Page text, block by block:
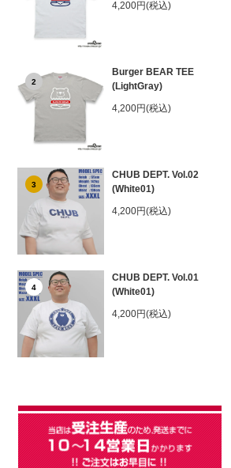
4,200円(税込)
2
Burger BEAR TEE
(LightGray)
4,200円(税込)
3
CHUB DEPT. Vol.02
(White01)
4,200円(税込)
4
CHUB DEPT. Vol.01
(White01)
4,200円(税込)